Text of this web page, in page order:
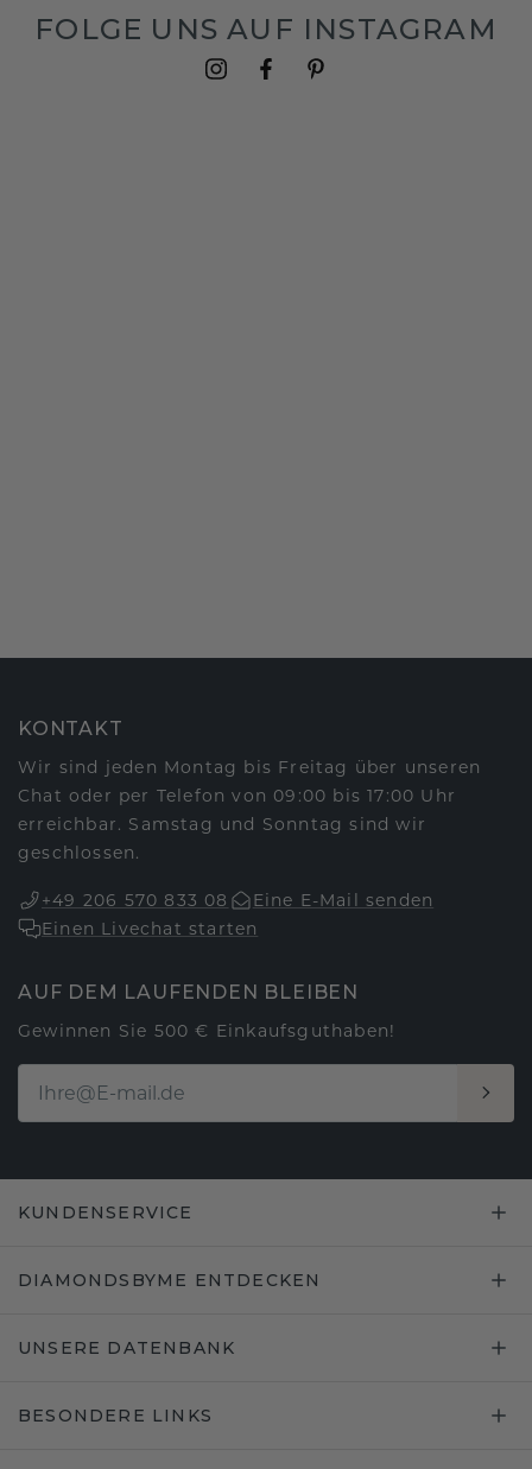
FOLGE UNS AUF INSTAGRAM
KONTAKT
Wir sind jeden Montag bis Freitag über unseren
Chat oder per Telefon von 09:00 bis 17:00 Uhr
erreichbar. Samstag und Sonntag sind wir
geschlossen.
+49 206 570 833 08
Eine E-Mail senden
Einen Livechat starten
AUF DEM LAUFENDEN BLEIBEN
Gewinnen Sie 500 € Einkaufsguthaben!
KUNDENSERVICE
DIAMONDSBYME ENTDECKEN
UNSERE DATENBANK
BESONDERE LINKS